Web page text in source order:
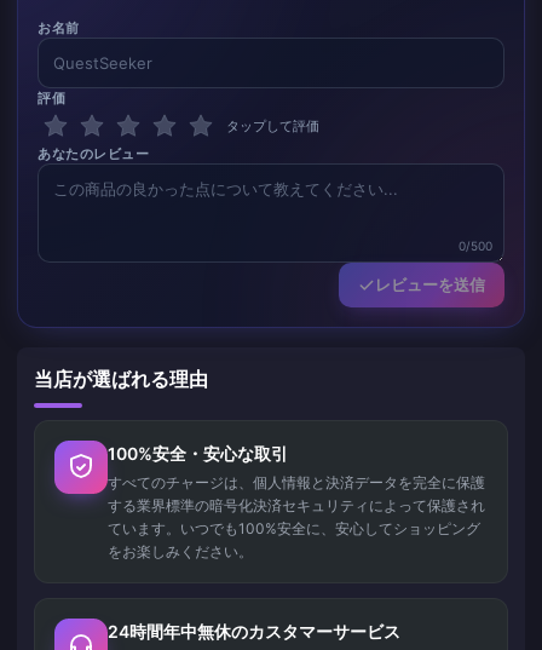
お名前
評価
タップして評価
あなたのレビュー
0/500
レビューを送信
当店が選ばれる理由
100%安全・安心な取引
すべてのチャージは、個人情報と決済データを完全に保護
する業界標準の暗号化決済セキュリティによって保護され
ています。いつでも100%安全に、安心してショッピング
をお楽しみください。
24時間年中無休のカスタマーサービス